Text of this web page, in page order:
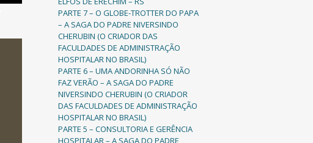
PARTE 7 – O GLOBE-TROTTER DO PAPA
– A SAGA DO PADRE NIVERSINDO
CHERUBIN (O CRIADOR DAS
FACULDADES DE ADMINISTRAÇÃO
HOSPITALAR NO BRASIL)
PARTE 6 – UMA ANDORINHA SÓ NÃO
FAZ VERÃO – A SAGA DO PADRE
NIVERSINDO CHERUBIN (O CRIADOR
DAS FACULDADES DE ADMINISTRAÇÃO
HOSPITALAR NO BRASIL)
PARTE 5 – CONSULTORIA E GERÊNCIA
HOSPITALAR – A SAGA DO PADRE